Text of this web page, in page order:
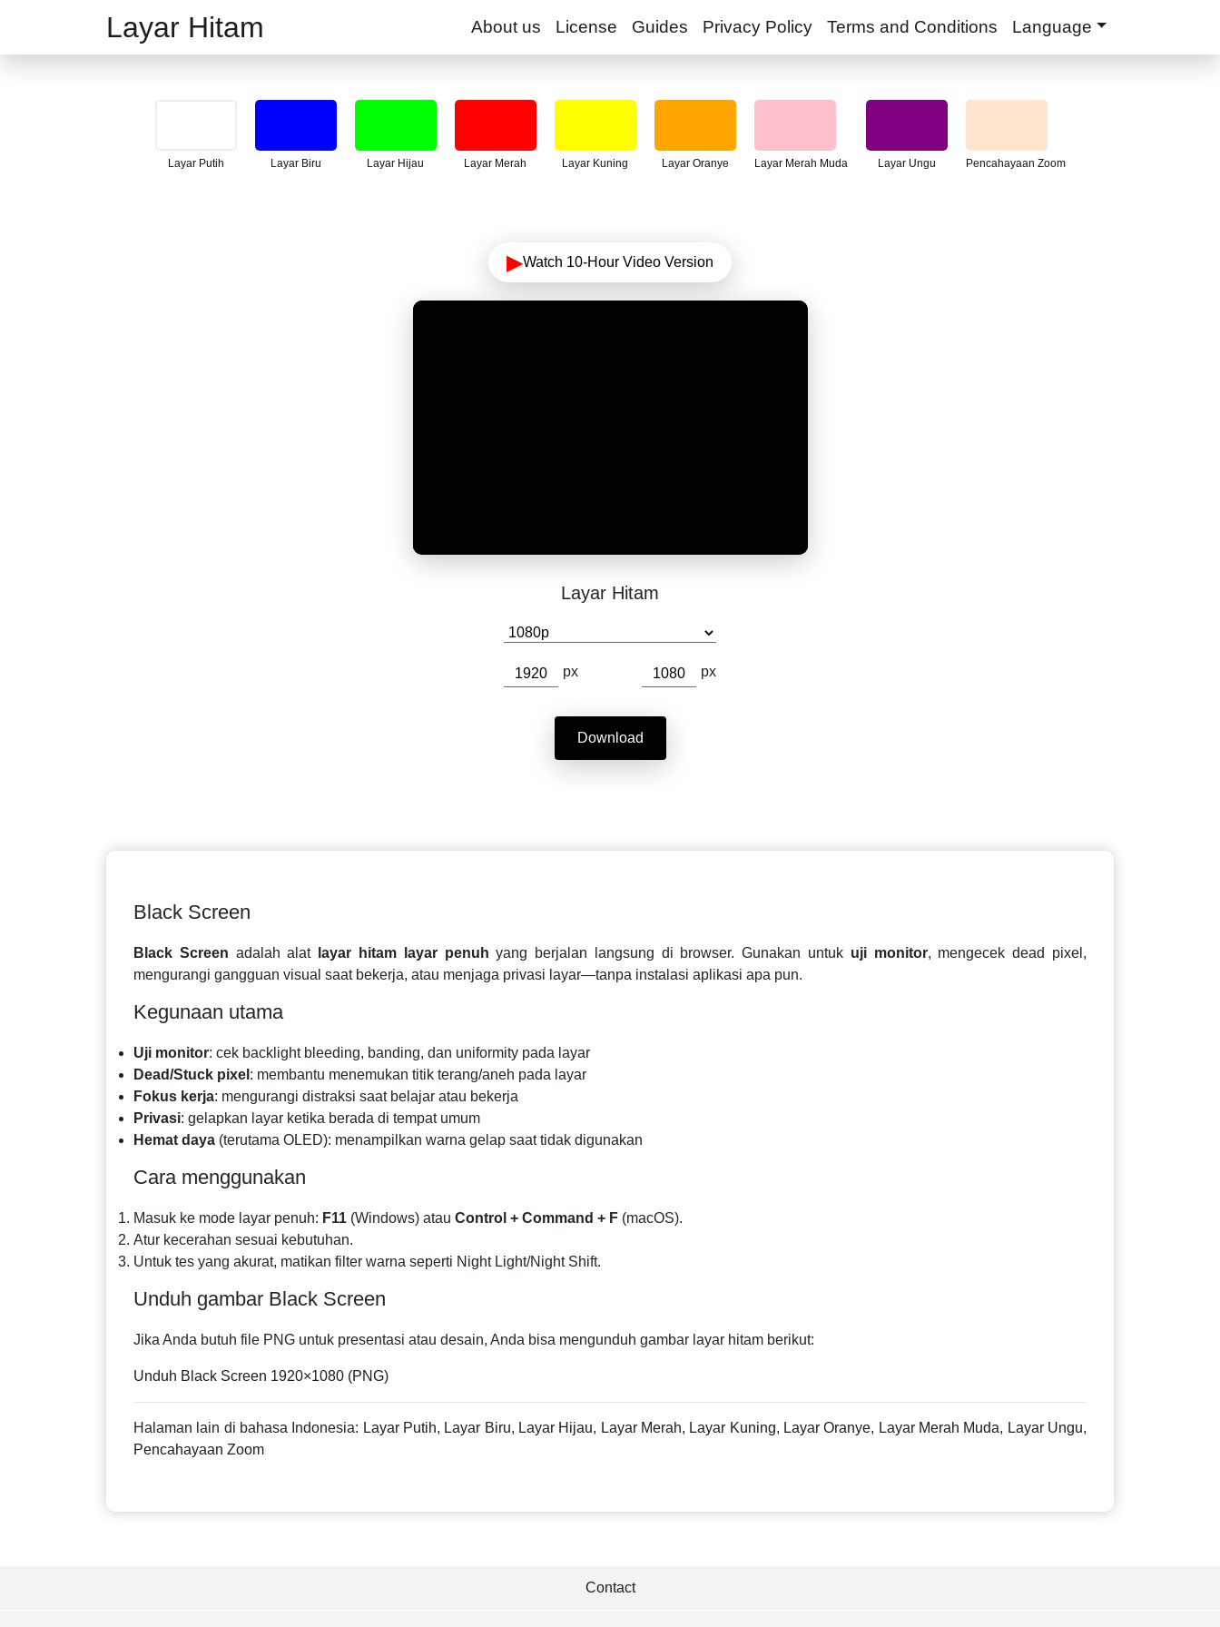
Layar Hitam About us License Guides Privacy Policy Terms and Conditions Language
Layar Putih Layar Biru Layar Hijau Layar Merah Layar Kuning Layar Oranye Layar Merah Muda Layar Ungu Pencahayaan Zoom
▶Watch 10-Hour Video Version
Layar Hitam
px px
Download
Black Screen
Black Screen adalah alat layar hitam layar penuh yang berjalan langsung di browser. Gunakan untuk uji monitor, mengecek dead pixel,
mengurangi gangguan visual saat bekerja, atau menjaga privasi layar—tanpa instalasi aplikasi apa pun.
Kegunaan utama
Uji monitor: cek backlight bleeding, banding, dan uniformity pada layar
Dead/Stuck pixel : membantu menemukan titik terang/aneh pada layar
Fokus kerja: mengurangi distraksi saat belajar atau bekerja
Privasi: gelapkan layar ketika berada di tempat umum
Hemat daya (terutama OLED): menampilkan warna gelap saat tidak digunakan
Cara menggunakan
Masuk ke mode layar penuh: F11 (Windows) atau Control + Command + F (macOS).
Atur kecerahan sesuai kebutuhan.
Untuk tes yang akurat, matikan filter warna seperti Night Light/Night Shift.
Unduh gambar Black Screen
Jika Anda butuh file PNG untuk presentasi atau desain, Anda bisa mengunduh gambar layar hitam berikut:
Unduh Black Screen 1920×1080 (PNG)
Halaman lain di bahasa Indonesia: Layar Putih, Layar Biru, Layar Hijau, Layar Merah, Layar Kuning, Layar Oranye, Layar Merah Muda, Layar Ungu,
Pencahayaan Zoom
Contact